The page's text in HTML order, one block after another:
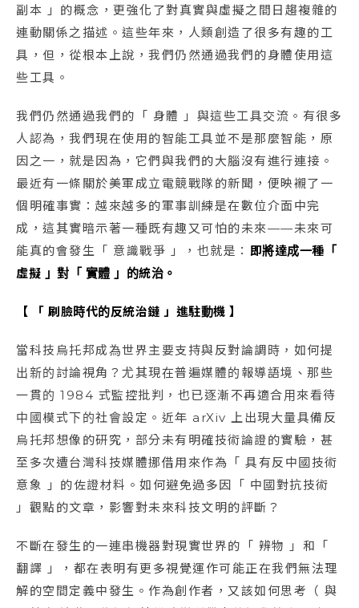
副本 」的概念，更強化了對真實與虛擬之間日趨複雜的
連動關係之描述。這些年來，人類創造了很多有趣的工
具，但，從根本上說，我們仍然通過我們的身體使用這
些工具。
我們仍然通過我們的「 身體 」與這些工具交流。有很多
人認為，我們現在使用的智能工具並不是那麼智能，原
因之一，就是因為，它們與我們的大腦沒有進行連接。
最近有一條關於美軍成立電競戰隊的新聞，便映襯了一
個明確事實：越來越多的軍事訓練是在數位介面中完
成，這其實暗示著一種既有趣又可怕的未來——未來可
能真的會發生「 意識戰爭 」，也就是： 即將達成一種「
虛擬 」對「 實體 」的統治。
【 「 刷臉時代的反統治鏈 」進駐動機 】
當科技烏托邦成為世界主要支持與反對論調時，如何提
出新的討論視角？尤其現在普遍媒體的報導語境、那些
一貫的 1984 式監控批判，也已逐漸不再適合用來看待
中國模式下的社會設定。近年 arXiv 上出現大量具備反
烏托邦想像的研究，部分未有明確技術論證的實驗，甚
至多次遭台灣科技媒體挪借用來作為「 具有反中國技術
意象 」的佐證材料。如何避免過多因「 中國對抗技術
」觀點的文章，影響對未來科技文明的評斷？
不斷在發生的一連串機器對現實世界的「 辨物 」和「
翻譯 」，都在表明有更多視覺運作可能正在我們無法理
解的空間定義中發生。作為創作者，又該如何思考（ 與